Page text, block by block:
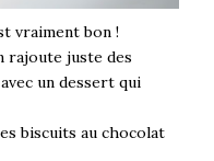
vraiment bon !
rajoute juste des
un dessert qui
biscuits au chocolat